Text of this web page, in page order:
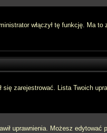
włączył tę funkcję. Ma to
zarejestrować. Lista Twoich
uprawnienia. Możesz edytować